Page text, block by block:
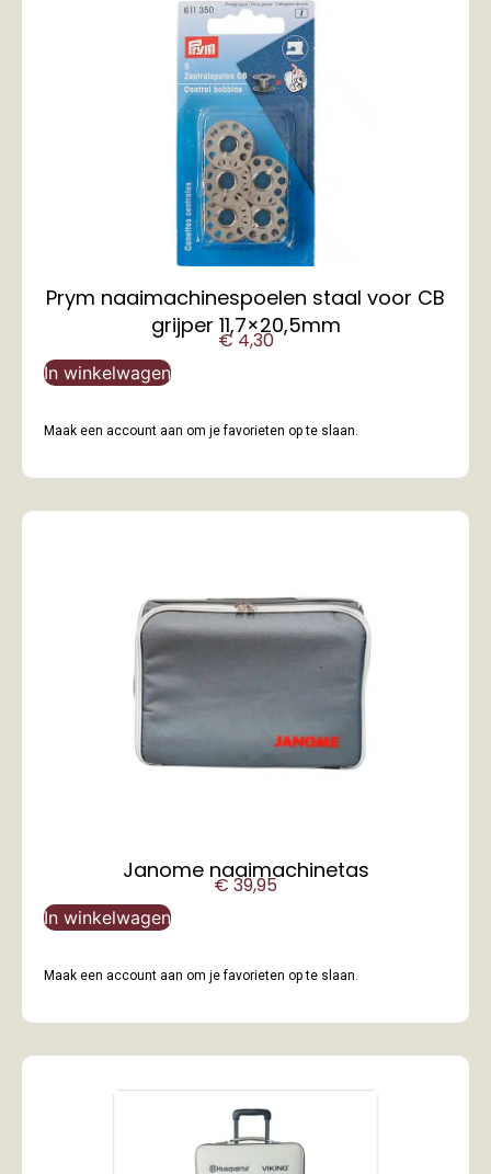
Prym naaimachinespoelen staal voor CB
grijper 11,7×20,5mm
€4,30
In winkelwagen
Maak een account aan om je favorieten op te slaan.
Janome naaimachinetas
€39,95
In winkelwagen
Maak een account aan om je favorieten op te slaan.